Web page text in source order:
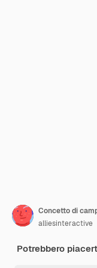
alliesinteractive
Potrebbero